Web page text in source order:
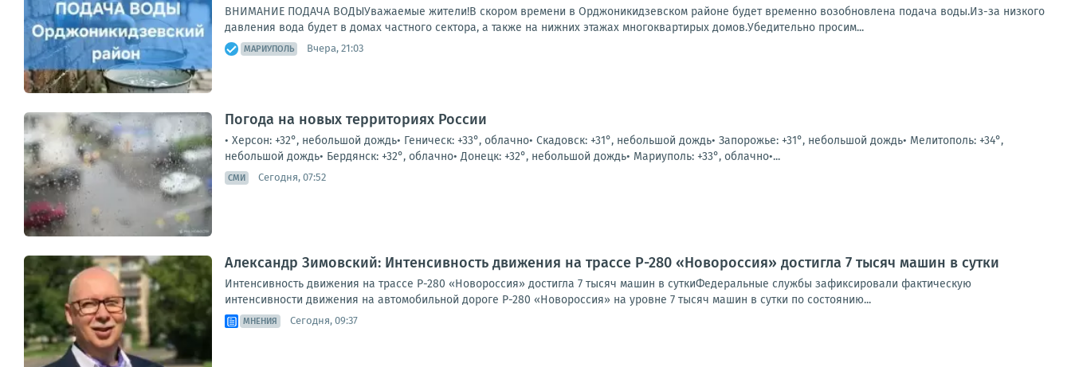
ВНИМАНИЕ ПОДАЧА ВОДЫУважаемые жители!В скором времени в Орджоникидзевском районе будет временно возобновлена подача воды.Из-за низкого
давления вода будет в домах частного сектора, а также на нижних этажах многоквартирых домов.Убедительно просим...
МАРИУПОЛЬ Вчера, 21:03
Погода на новых территориях России
• Херсон: +32°, небольшой дождь• Геническ: +33°, облачно• Скадовск: +31°, небольшой дождь• Запорожье: +31°, небольшой дождь• Мелитополь: +34°,
небольшой дождь• Бердянск: +32°, облачно• Донецк: +32°, небольшой дождь• Мариуполь: +33°, облачно•...
СМИ Сегодня, 07:52
Александр Зимовский: Интенсивность движения на трассе Р-280 «Новороссия» достигла 7 тысяч машин в сутки
Интенсивность движения на трассе Р-280 «Новороссия» достигла 7 тысяч машин в суткиФедеральные службы зафиксировали фактическую
интенсивности движения на автомобильной дороге Р-280 «Новороссия» на уровне 7 тысяч машин в сутки по состоянию...
МНЕНИЯ Сегодня, 09:37